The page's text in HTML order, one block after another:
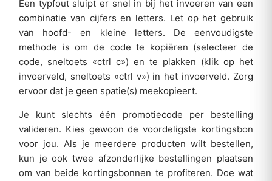
Een typfout sluipt er snel in bij het invoeren van een
combinatie van cijfers en letters. Let op het gebruik
van hoofd- en kleine letters. De eenvoudigste
methode is om de code te kopiëren (selecteer de
code, sneltoets «ctrl c») en te plakken (klik op het
invoerveld, sneltoets «ctrl v») in het invoerveld. Zorg
ervoor dat je geen spatie(s) meekopieert.
Je kunt slechts één promotiecode per bestelling
valideren. Kies gewoon de voordeligste kortingsbon
voor jou. Als je meerdere producten wilt bestellen,
kun je ook twee afzonderlijke bestellingen plaatsen
om van beide kortingsbonnen te profiteren. Doe wat